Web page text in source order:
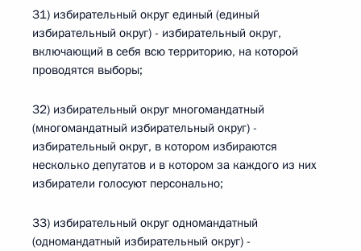
31) избирательный округ единый (единый
избирательный округ) - избирательный округ,
включающий в себя всю территорию, на которой
проводятся выборы;
32) избирательный округ многомандатный
(многомандатный избирательный округ) -
избирательный округ, в котором избираются
несколько депутатов и в котором за каждого из них
избиратели голосуют персонально;
33) избирательный округ одномандатный
(одномандатный избирательный округ) -